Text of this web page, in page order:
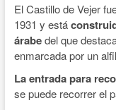
El Castillo de Vejer
1931 y está
árabedel que
enmarcada por un
La entrada para
se puede recorrer el